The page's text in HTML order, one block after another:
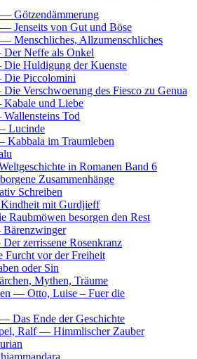
Götzendämmerung
Jenseits von Gut und Böse
Menschliches, Allzumenschliches
Neffe als Onkel
Huldigung der Kuenste
Piccolomini
Verschwoerung des Fiesco zu Genua
und Liebe
Tod
Lucinde
Kabbala im Traumleben
in Romanen Band 6
Zusammenhänge
Schreiben
mit Gurdjieff
besorgen den Rest
zerrissene Rosenkranz
vor der Freiheit
oder Sin
Mythen, Träume
— Otto, Luise – Fuer die
Das Ende der Geschichte
Ralf — Himmlischer Zauber